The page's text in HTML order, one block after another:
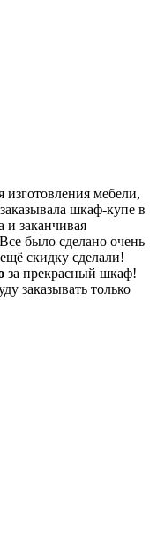
мебели,
шкаф-купе в
и заканчивая
было сделано очень
скидку сделали!
за прекрасный шкаф!
заказывать только